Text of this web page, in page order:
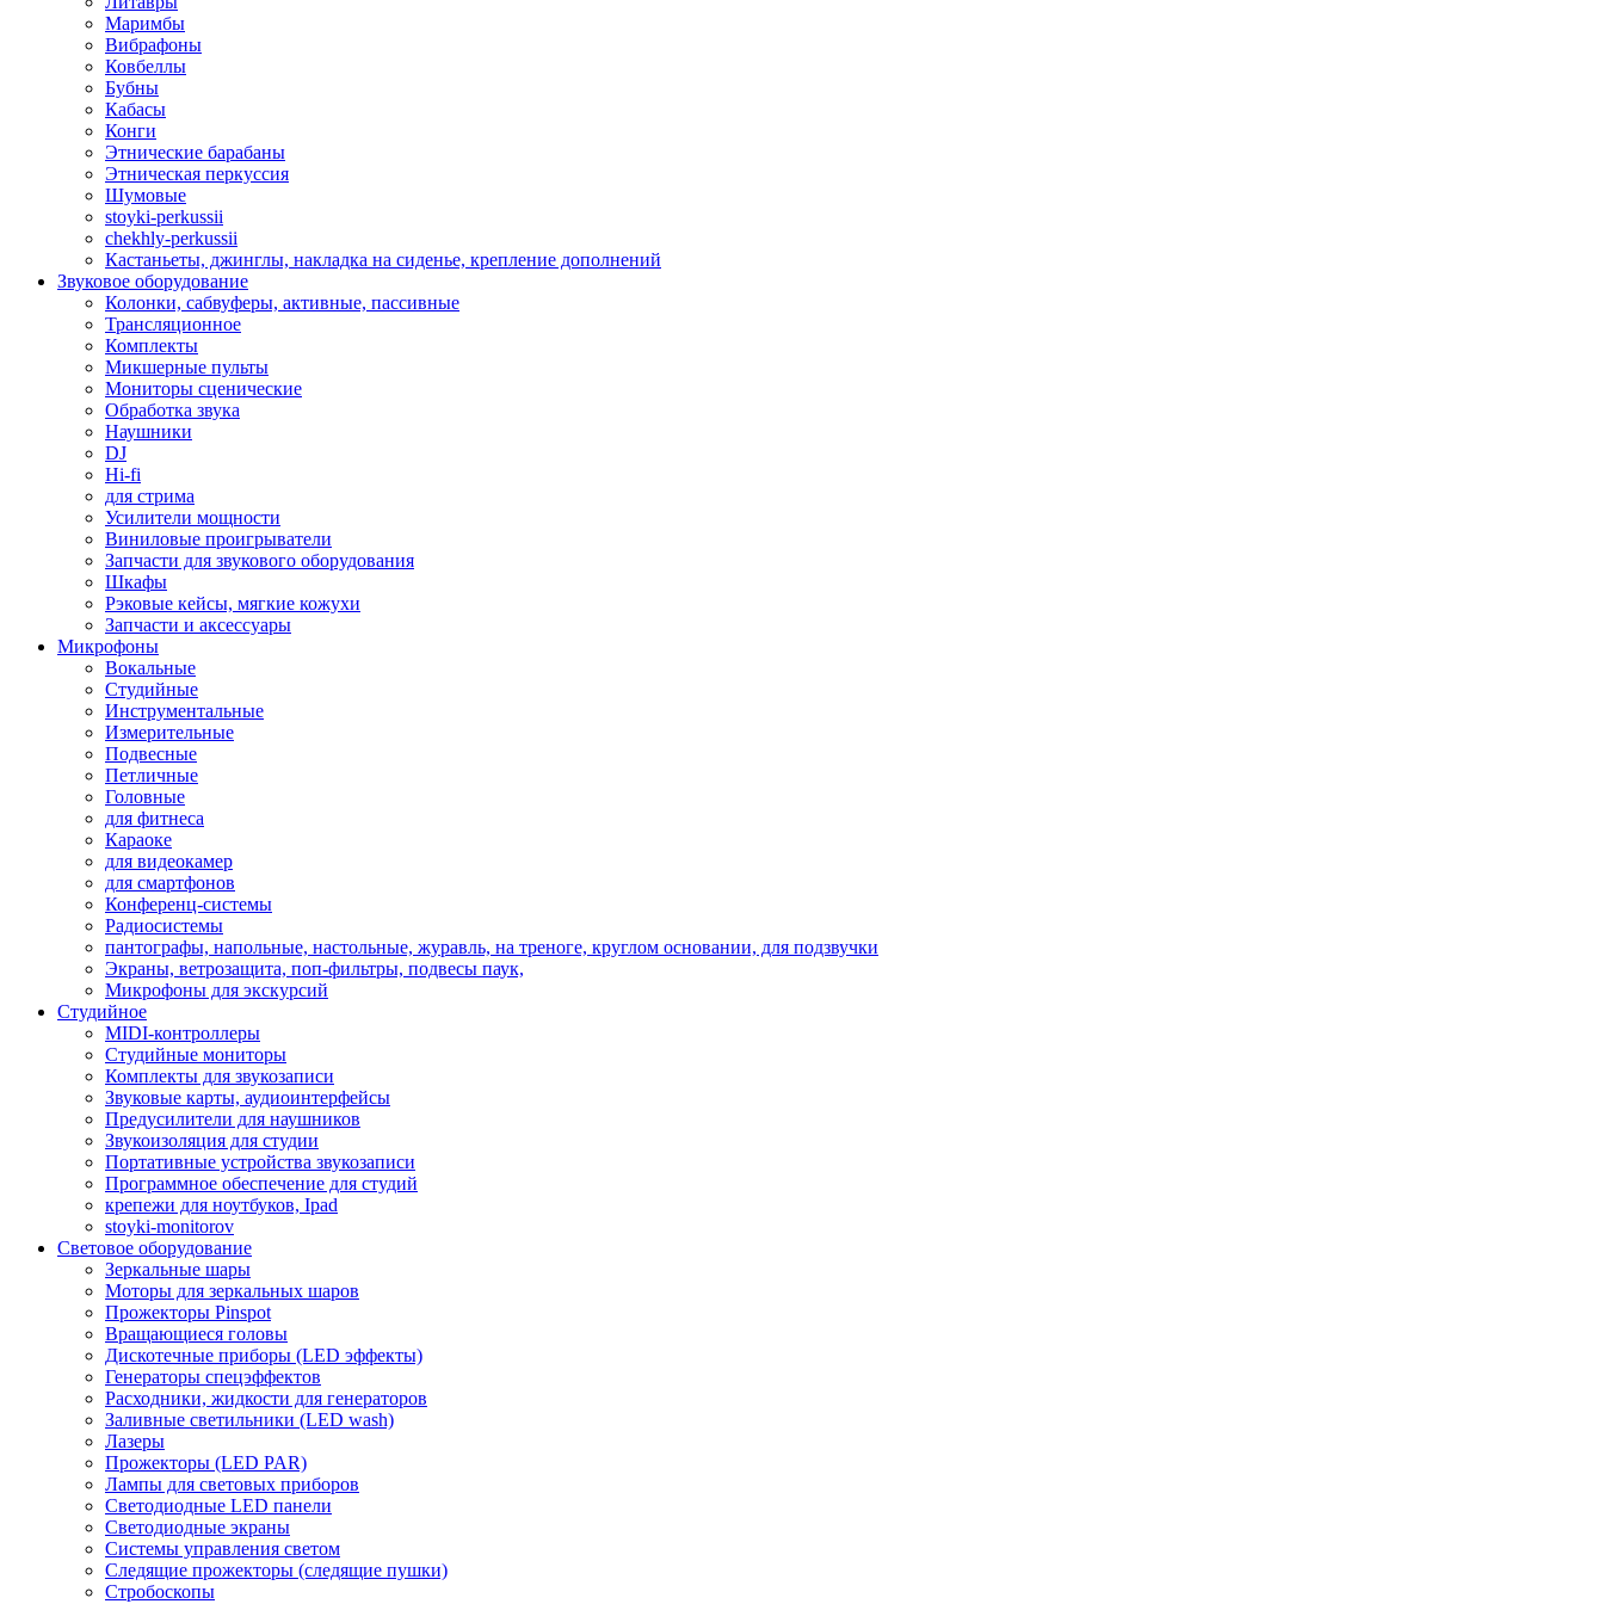
Маримбы
Вибрафоны
Ковбеллы
Бубны
Кабасы
Конги
Этнические барабаны
Этническая перкуссия
Шумовые
stoyki-perkussii
chekhly-perkussii
Кастаньеты, джинглы, накладка на сиденье, крепление дополнений
Звуковое оборудование
Колонки, сабвуферы, активные, пассивные
Трансляционное
Комплекты
Микшерные пульты
Мониторы сценические
Обработка звука
Наушники
DJ
Hi-fi
для стрима
Усилители мощности
Виниловые проигрыватели
Запчасти для звукового оборудования
Шкафы
Рэковые кейсы, мягкие кожухи
Запчасти и аксессуары
Микрофоны
Вокальные
Студийные
Инструментальные
Измерительные
Подвесные
Петличные
Головные
для фитнеса
Караоке
для видеокамер
для смартфонов
Конференц-системы
Радиосистемы
пантографы, напольные, настольные, журавль, на треноге, круглом основании, для подзвучки
Экраны, ветрозащита, поп-фильтры, подвесы паук,
Микрофоны для экскурсий
Студийное
MIDI-контроллеры
Студийные мониторы
Комплекты для звукозаписи
Звуковые карты, аудиоинтерфейсы
Предусилители для наушников
Звукоизоляция для студии
Портативные устройства звукозаписи
Программное обеспечение для студий
крепежи для ноутбуков, Ipad
stoyki-monitorov
Световое оборудование
Зеркальные шары
Моторы для зеркальных шаров
Прожекторы Pinspot
Вращающиеся головы
Дискотечные приборы (LED эффекты)
Генераторы спецэффектов
Расходники, жидкости для генераторов
Заливные светильники (LED wash)
Лазеры
Прожекторы (LED PAR)
Лампы для световых приборов
Светодиодные LED панели
Светодиодные экраны
Системы управления светом
Следящие прожекторы (следящие пушки)
Стробоскопы